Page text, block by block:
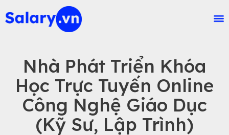
Nhà Phát Triển Khóa
Học Trực Tuyến Online
Công Nghệ Giáo Dục
(Kỹ Sư, Lập Trình)